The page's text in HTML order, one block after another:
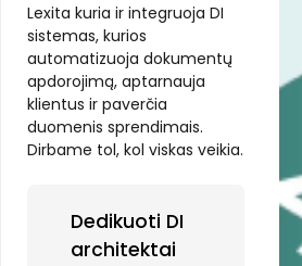
Lexita kuria ir integruoja DI
sistemas, kurios
automatizuoja dokumentų
apdorojimą, aptarnauja
klientus ir paverčia
duomenis sprendimais.
Dirbame tol, kol viskas veikia.
Dedikuoti DI
architektai